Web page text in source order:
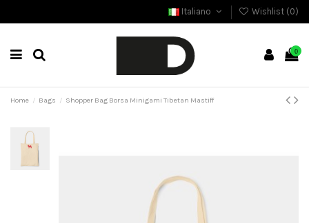
Italiano Wishlist (0)
0
Home Bags Shopper Bag Borsa Minigami Tibetan Mastiff